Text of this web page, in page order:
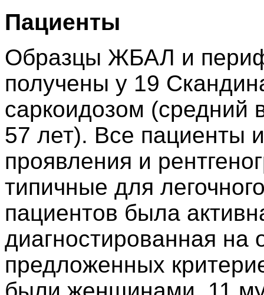
Пациенты
Образцы ЖБАЛ и
получены у 19
саркоидозом (средний
57 лет). Все пациенты
проявления и
типичные для
пациентов была
диагностированная на
предложенных